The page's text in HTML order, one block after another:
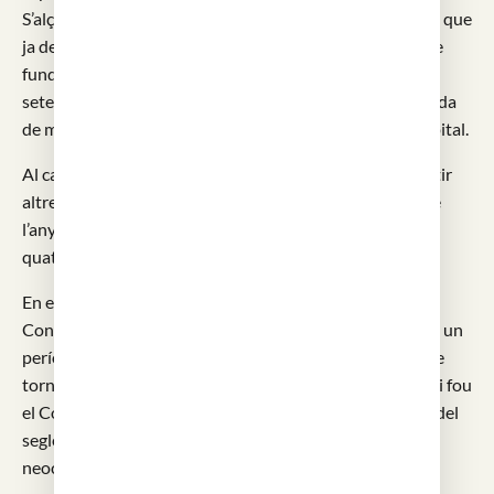
S’alçà en terrenys del antic Hospital del Canonge Colom que
ja devia tenir uns dos-cents any d’antiguitat. La butlla de
fundació fou emesa per Benet XIII, des d’Avinyó, el 9 de
setembre de 1401. En principi l’Hospital ocupava la banda
de mar de l’actual recinte, la que dóna al carrer de l’Hospital.
Al cap d’un segle, el 1509, s’hagué d’ampliar i es van bastir
altres naus. Les dues escalinates monumentals daten de
l’any 1585. Durant el segle XVI tenia capacitat per entre
quatre i cinc-cents llits.
En el segle XVII es va bastir l’edifici de la Casa de
Convalescència que permetia que els malalts tinguessin un
període de recuperació quan eren donats d’alta avans de
tornar a casa seva o a viure al carrer. El tercer gran edifici fou
el Col.legi de Cirugia que es construí a la segona meitat del
segle XVIII i és una de les restes més importants del
neoclàssic de Barcelona.